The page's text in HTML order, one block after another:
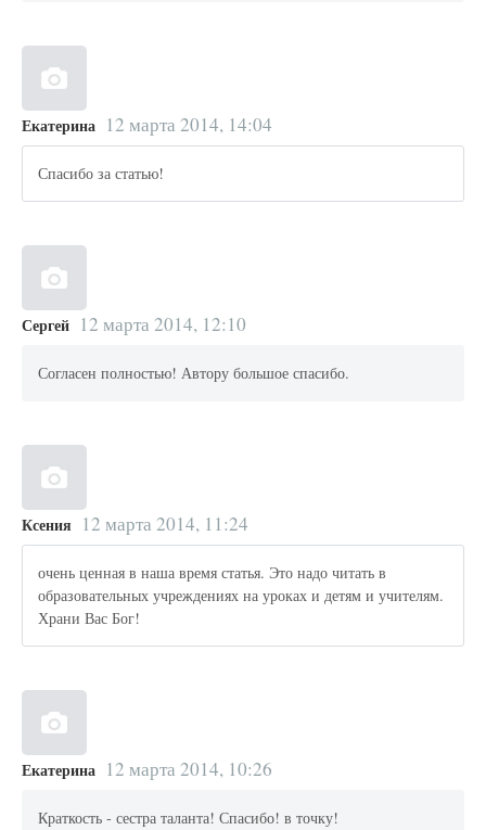
Екатерина 12 марта 2014, 14:04
Спасибо за статью!
Сергей 12 марта 2014, 12:10
Согласен полностью! Автору большое спасибо.
Ксения 12 марта 2014, 11:24
очень ценная в наша время статья. Это надо читать в
образовательных учреждениях на уроках и детям и учителям.
Храни Вас Бог!
Екатерина 12 марта 2014, 10:26
Краткость - сестра таланта! Спасибо! в точку!